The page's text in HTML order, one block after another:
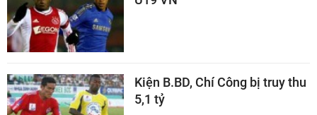
Kiện B.BD, Chí Công bị truy thu
5,1 tỷ